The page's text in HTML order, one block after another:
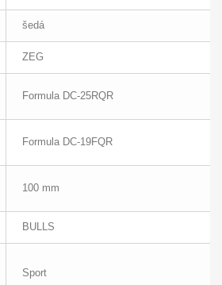
šedá
ZEG
Formula DC-25RQR
Formula DC-19FQR
100 mm
BULLS
Sport